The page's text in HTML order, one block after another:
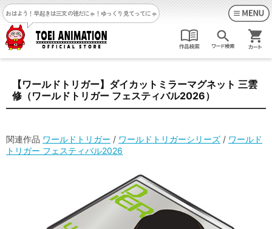
おはよう！早起きは三文の徳だにゃ！ ゆっくり見てってにゃ
【ワールドトリガー】ダイカットミラーマグネット 三雲
修（ワールドトリガー フェスティバル2026）
関連作品 ワールドトリガー / ワールドトリガーシリーズ / ワールド
トリガー フェスティバル2026